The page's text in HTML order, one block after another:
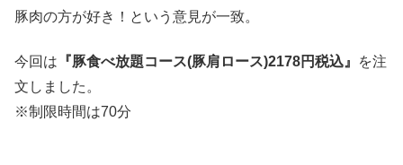
豚肉の方が好き！という意見が一致。
今回は 『豚食べ放題コース(豚肩ロース)2178円税込』
を注
文しました。
※制限時間は70分